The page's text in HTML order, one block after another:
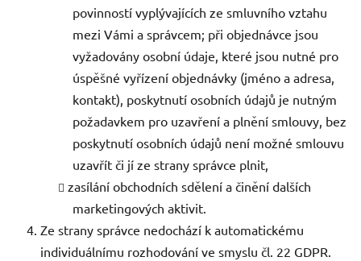
povinností vyplývajících ze smluvního vztahu
mezi Vámi a správcem; při objednávce jsou
vyžadovány osobní údaje, které jsou nutné pro
úspěšné vyřízení objednávky (jméno a adresa,
kontakt), poskytnutí osobních údajů je nutným
požadavkem pro uzavření a plnění smlouvy, bez
poskytnutí osobních údajů není možné smlouvu
uzavřít či jí ze strany správce plnit,
zasílání obchodních sdělení a činění dalších
marketingových aktivit.
Ze strany správce nedochází k automatickému
individuálnímu rozhodování ve smyslu čl. 22 GDPR.